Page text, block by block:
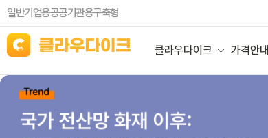
일반기업용공공기관용구축형
클라우다이크 가격안내